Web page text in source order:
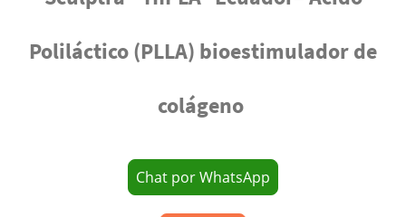
Poliláctico (PLLA) bioestimulador de
colágeno
Chat por WhatsApp